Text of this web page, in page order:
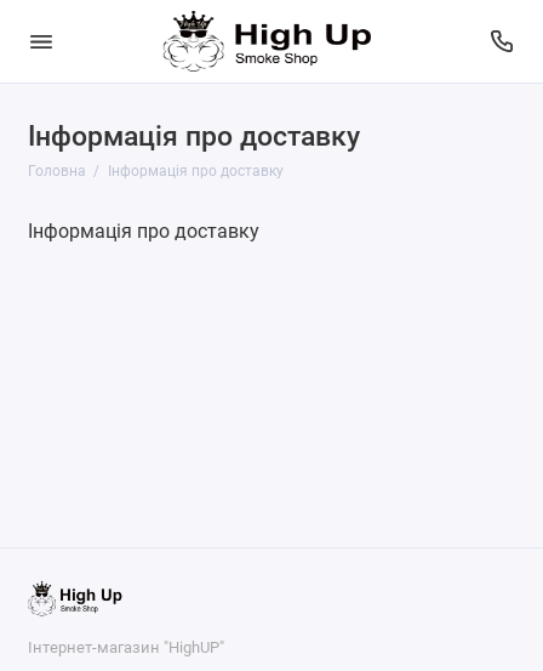
Інформація про доставку
Головна Інформація про доставку
Інформація про доставку
Інтернет-магазин "HighUP"